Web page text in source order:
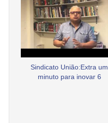
Sindicato União:Extra um
minuto para inovar 6